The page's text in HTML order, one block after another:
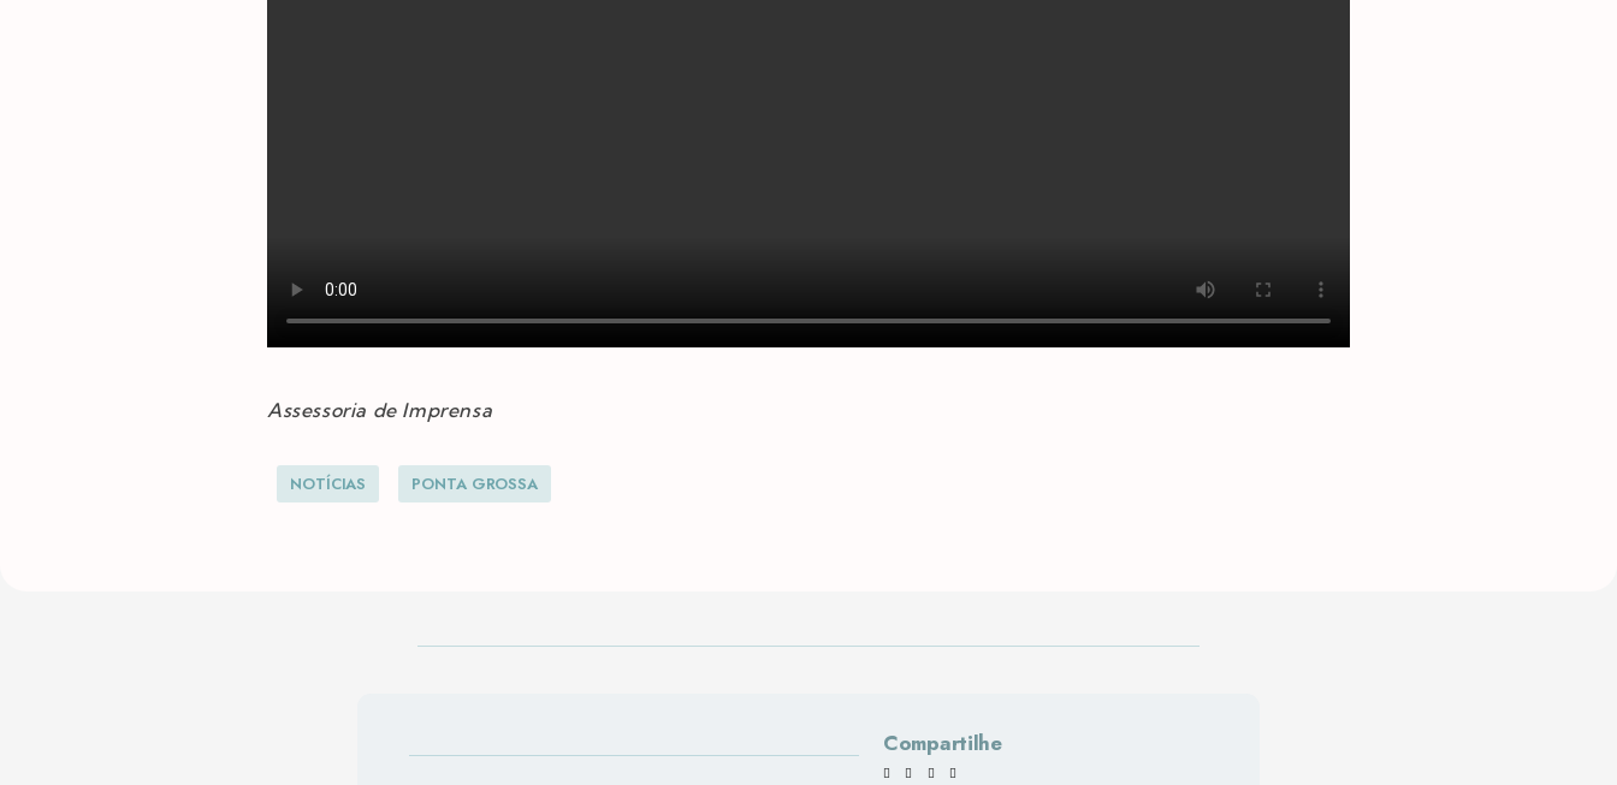
Assessoria de Imprensa
NOTÍCIAS PONTA GROSSA
Compartilhe